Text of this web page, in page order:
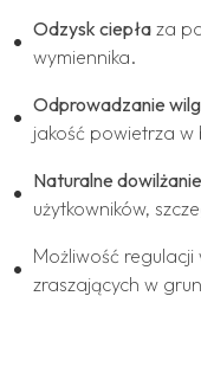
Odzysk ciepła za
wymiennika.
Odprowadzanie
jakość powietrza w
Naturalne
użytkowników,
Możliwość
zraszających w